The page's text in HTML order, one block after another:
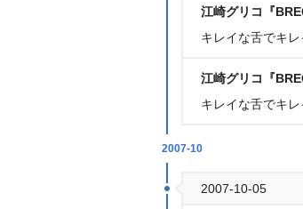
江崎グリコ『
キレイな舌でキ
江崎グリコ『
キレイな舌でキ
2007-10
2007-10-05